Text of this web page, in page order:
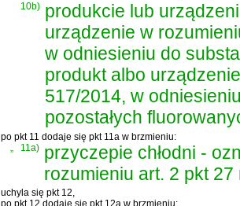
10b) produkcie lub
urządzenie w
w odniesieniu do
produkt albo
517/2014, w
pozostałych
po pkt 11 dodaje się pkt 11a w brzmieniu:
11a) przyczepie chłodni -
rozumieniu art. 2 pkt
uchyla się pkt 12,